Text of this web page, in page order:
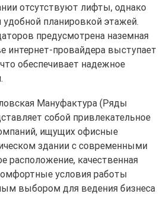
отсутствуют лифты, однако
удобной планировкой этажей.
предусмотрена наземная
интернет-провайдера выступает
обеспечивает надежное
Мануфактура (Ряды
собой привлекательное
ищущих офисные
здании с современными
расположение, качественная
условия работы
выбором для ведения бизнеса